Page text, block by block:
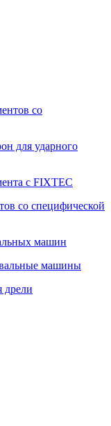
со
для ударного
с FIXTEC
со специфической
машин
машины
дрели